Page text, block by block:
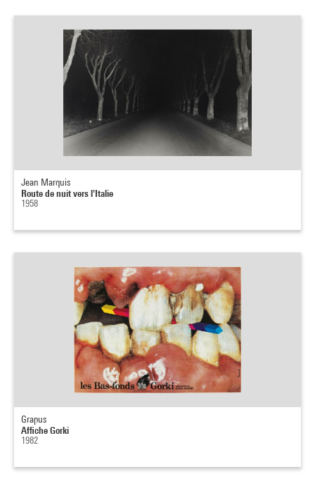
Jean Marquis
Route de nuit vers l'Italie
1958
Grapus
Affiche Gorki
1982